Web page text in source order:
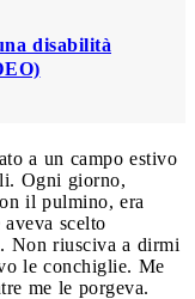
disabilità
a un campo estivo
Ogni giorno,
il pulmino, era
scelto
Non riusciva a dirmi
le conchiglie. Me
me le porgeva.